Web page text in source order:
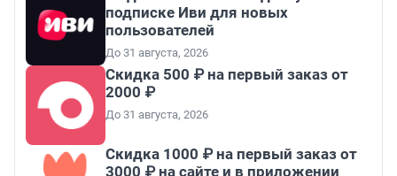
подписке Иви для новых
пользователей
До 31 августа, 2026
Скидка 500 ₽ на первый заказ от
2000 ₽
До 31 августа, 2026
Скидка 1000 ₽ на первый заказ от
3000 ₽ на сайте и в приложении